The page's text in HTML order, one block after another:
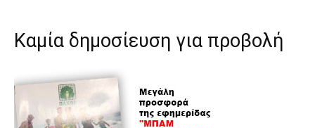
Καμία δημοσίευση για προβολή